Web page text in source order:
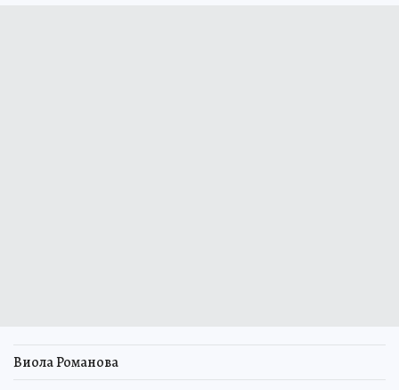
Виола Романова